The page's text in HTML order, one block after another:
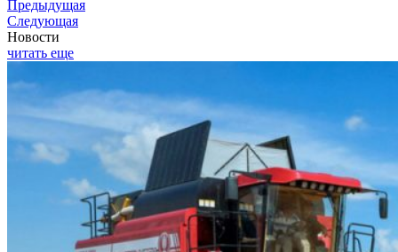
Предыдущая
Следующая
Новости
читать еще